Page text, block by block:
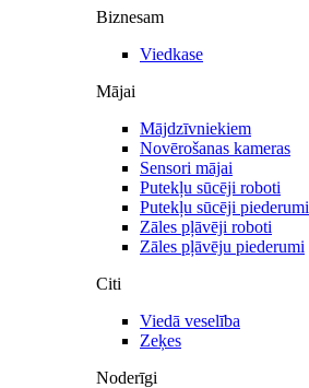
Biznesam
Viedkase
Mājai
Mājdzīvniekiem
Novērošanas kameras
Sensori mājai
Putekļu sūcēji roboti
Putekļu sūcēji piederumi
Zāles pļāvēji roboti
Zāles pļāvēju piederumi
Citi
Viedā veselība
Zeķes
Noderīgi